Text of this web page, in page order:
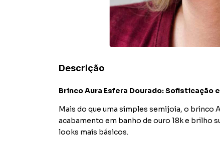
Descrição
Brinco Aura Esfera Dourado: Sofisticação
Mais do que uma simples semijoia, o brinco
acabamento em banho de ouro 18k e brilho
looks mais básicos.